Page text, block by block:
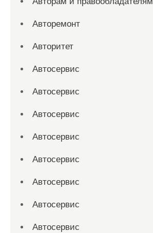
Авторемонт
Авторитет
Автосервис
Автосервис
Автосервис
Автосервис
Автосервис
Автосервис
Автосервис
Автосервис